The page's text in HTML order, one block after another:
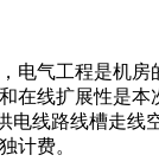
电气工程是机
在线扩展性是
电线路线槽走
计费。